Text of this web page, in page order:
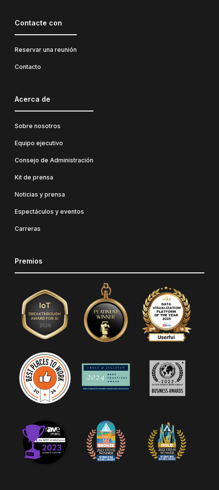
Contacte con
Reservar una reunión
Contacto
Acerca de
Sobre nosotros
Equipo ejecutivo
Consejo de Administración
Kit de prensa
Noticias y prensa
Espectáculos y eventos
Carreras
Premios